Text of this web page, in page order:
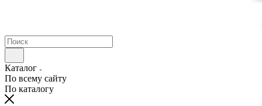
Каталог
По всему сайту
По каталогу